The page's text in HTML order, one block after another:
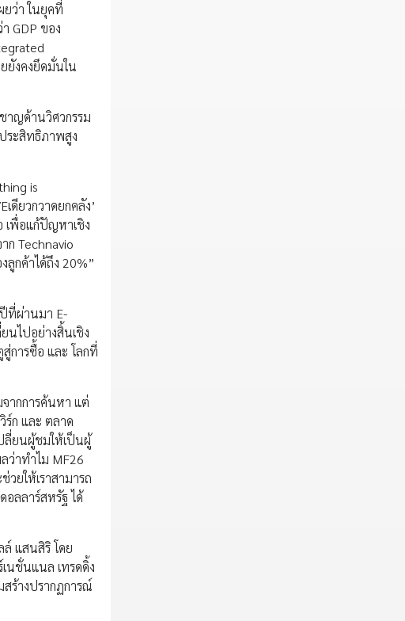
ยว่า ในยุคที่
GDP ของ
ยังคงยึดมั่นใน
าญด้านวิศวกรรม
ระสิทธิภาพสูง
is
ดียวกวาดยกคลัง’
เพื่อแก้ปัญหาเชิง
ก Technavio
ลูกค้าได้ถึง 20%”
ที่ผ่านมา E-
นไปอย่างสิ้นเชิง
การซื้อ และ โลกที่
ากการค้นหา แต่
ร์ก และ ตลาด
ลี่ยนผู้ชมให้เป็นผู้
ว่าทำไม MF26
ยให้เราสามารถ
อลลาร์สหรัฐ ได้
ล์ แสนสิริ โดย
นชั่นแนล เทรดดิ้ง
ร้างปรากฏการณ์